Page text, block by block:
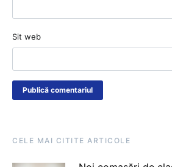
Sit web
CELE MAI CITITE ARTICOLE